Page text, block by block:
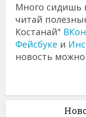
Много сидишь
читай
Костанай"
Фейсбуке и
новость